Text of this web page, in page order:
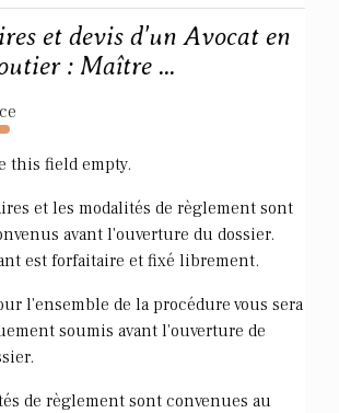
et devis d'un Avocat en
: Maître ...
this field empty.
et les modalités de règlement sont
avant l'ouverture du dossier.
est forfaitaire et fixé librement.
l'ensemble de la procédure vous sera
soumis avant l'ouverture de
de règlement sont convenues au